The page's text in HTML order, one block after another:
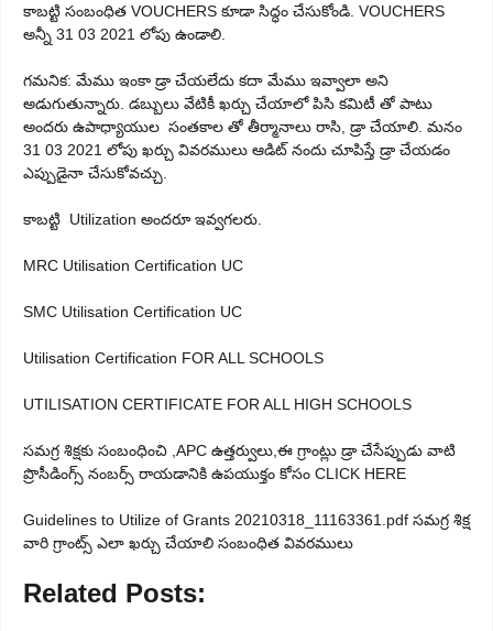
కాబట్టి సంబంధిత VOUCHERS కూడా సిద్ధం చేసుకోండి. VOUCHERS
అన్నీ 31 03 2021 లోపు ఉండాలి.
గమనిక: మేము ఇంకా డ్రా చేయలేదు కదా మేము ఇవ్వాలా అని
అడుగుతున్నారు. డబ్బులు వేటికీ ఖర్చు చేయాలో పిసి కమిటీ తో పాటు
అందరు ఉపాధ్యాయుల సంతకాల తో తీర్మానాలు రాసి, డ్రా చేయాలి. మనం
31 03 2021 లోపు ఖర్చు వివరములు ఆడిట్ నందు చూపిస్తే డ్రా చేయడం
ఎప్పుడైనా చేసుకోవచ్చు.
కాబట్టి Utilization అందరూ ఇవ్వగలరు.
MRC Utilisation Certification UC
SMC Utilisation Certification UC
Utilisation Certification FOR ALL SCHOOLS
UTILISATION CERTIFICATE FOR ALL HIGH SCHOOLS
సమగ్ర శిక్షకు సంబంధించి ,APC ఉత్తర్వులు,ఈ గ్రాంట్లు డ్రా చేసేప్పుడు వాటి
ప్రొసీడింగ్స్ నంబర్స్ రాయడానికి ఉపయుక్తం కోసం CLICK HERE
Guidelines to Utilize of Grants 20210318_11163361.pdf సమగ్ర శిక్ష
వారి గ్రాంట్స్ ఎలా ఖర్చు చేయాలి సంబంధిత వివరములు
Related Posts: